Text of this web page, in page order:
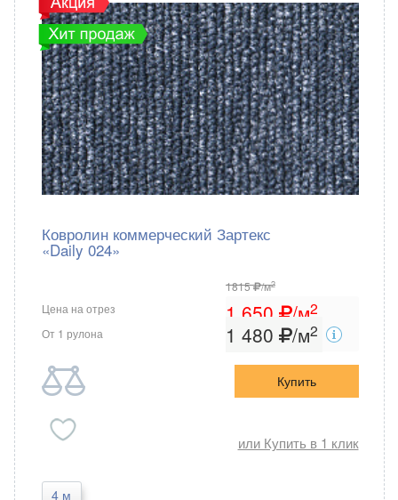
Ковролин коммерческий Зартекс
«Daily 024»
Цена на отрез
От 1 рулона
1815 /м2
1 650 /м2
1 480 /м2
Купить
или Купить в 1 клик
4 м